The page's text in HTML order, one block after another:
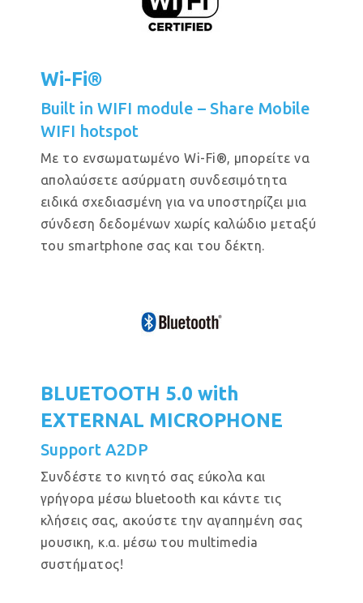
Wi-Fi®
Built in WIFI module – Share Mobile
WIFI hotspot
Με το ενσωματωμένο Wi-Fi®, μπορείτε να
απολαύσετε ασύρματη συνδεσιμότητα
ειδικά σχεδιασμένη για να υποστηρίζει μια
σύνδεση δεδομένων χωρίς καλώδιο μεταξύ
του smartphone σας και του δέκτη.
BLUETOOTH 5.0 with
EXTERNAL MICROPHONE
Support A2DP
Συνδέστε το κινητό σας εύκολα και
γρήγορα μέσω bluetooth και κάντε τις
κλήσεις σας, ακούστε την αγαπημένη σας
μουσικη, κ.α. μέσω του multimedia
συστήματος!